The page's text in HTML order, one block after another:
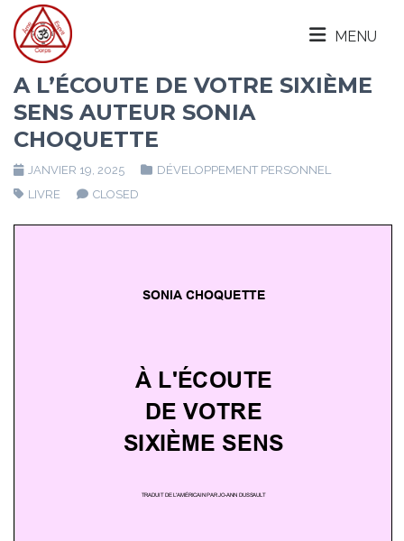
MENU
A L’ÉCOUTE DE VOTRE SIXIÈME
SENS AUTEUR SONIA
CHOQUETTE
JANVIER 19, 2025
DÉVELOPPEMENT PERSONNEL
LIVRE
CLOSED